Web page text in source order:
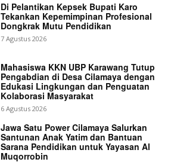
Di Pelantikan Kepsek Bupati Karo
Tekankan Kepemimpinan Profesional
Dongkrak Mutu Pendidikan
7 Agustus 2026
Mahasiswa KKN UBP Karawang Tutup
Pengabdian di Desa Cilamaya dengan
Edukasi Lingkungan dan Penguatan
Kolaborasi Masyarakat
6 Agustus 2026
Jawa Satu Power Cilamaya Salurkan
Santunan Anak Yatim dan Bantuan
Sarana Pendidikan untuk Yayasan Al
Muqorrobin